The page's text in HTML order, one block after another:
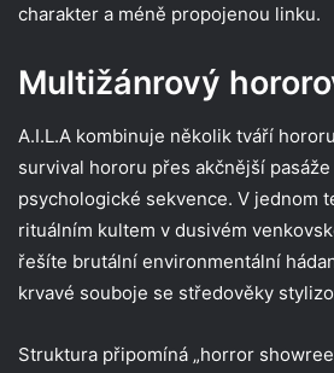
charakter a méně propojenou linku.
Multižánrový
A.I.L.A kombinuje několik tváří
survival hororu přes akčnější
psychologické sekvence. V jednom
rituálním kultem v dusivém
řešíte brutální environmentální
krvavé souboje se středověky
Struktura připomíná „horror